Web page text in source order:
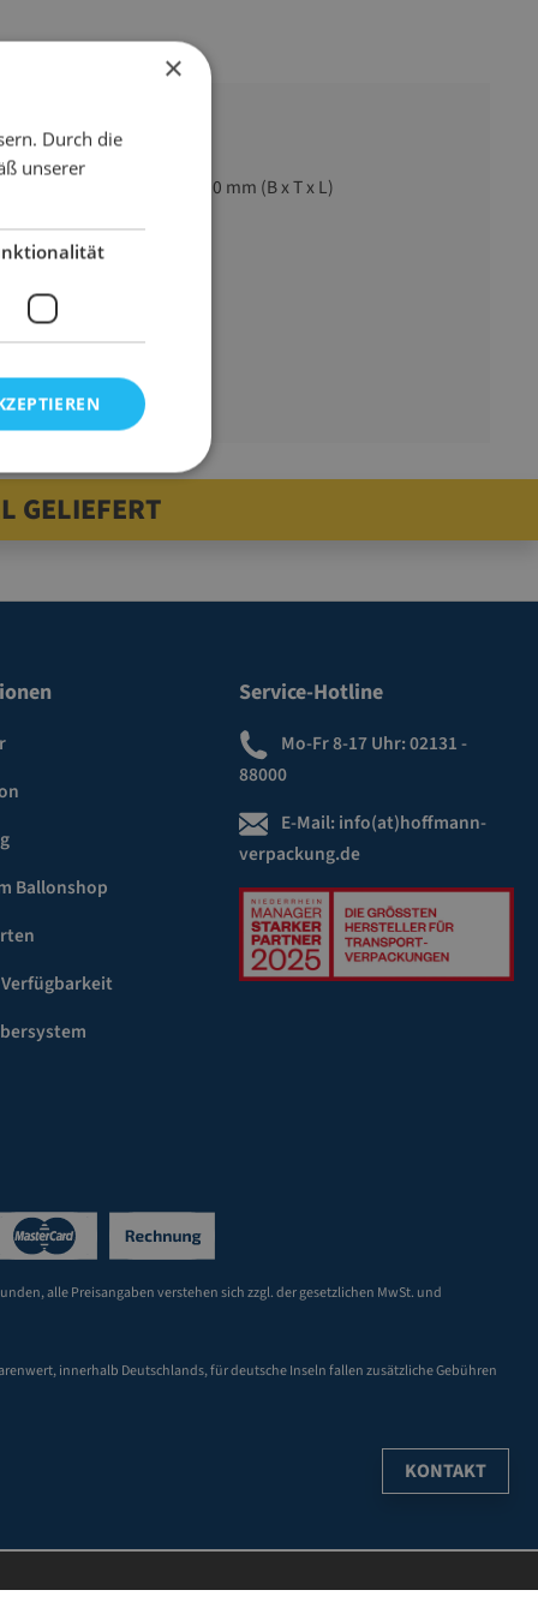
500 mm x 200 mm x 1300 mm (B x T x L)
500 Stück pro Rolle(n)
transparent
25000 g
GELIEFERT
Ballonshop
Service-Hotline
Mo-Fr 8-17 Uhr:02131 -
88000
E-Mail: info(at)hoffmann-
verpackung.de
alle Preisangaben verstehen sich zzgl. der gesetzlichen MwSt. und
innerhalb Deutschlands, für deutsche Inseln fallen zusätzliche Gebühren
KONTAKT
×
Durch die
unserer